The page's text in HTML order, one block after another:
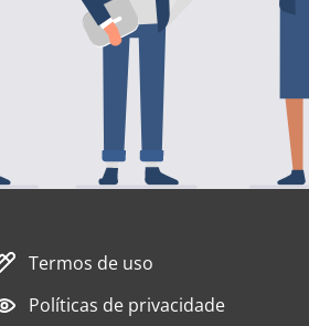
Termos de uso
Políticas de privacidade